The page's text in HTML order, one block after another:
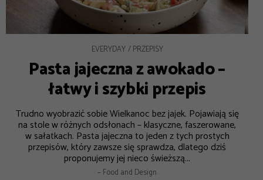
EVERYDAY PRZEPISY
Pasta jajeczna z awokado –
łatwy i szybki przepis
Trudno wyobrazić sobie Wielkanoc bez jajek. Pojawiają się
na stole w różnych odsłonach – klasyczne, faszerowane,
w sałatkach. Pasta jajeczna to jeden z tych prostych
przepisów, który zawsze się sprawdza, dlatego dziś
proponujemy jej nieco świeższą...
– Food and Design